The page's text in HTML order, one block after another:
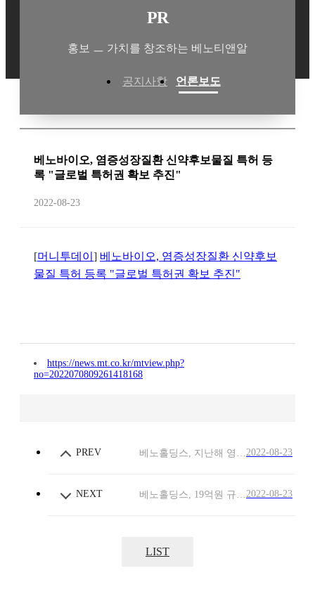
PR
홍보 ㅡ 가치를 창조하는 베노티앤알
공지사항 언론보도
베노바이오, 염증성장질환 신약후보물질 특허 등
록 "글로벌 특허권 확보 추진"
2022-08-23
[머니투데이 ] 베노바이오, 염증성장질환 신약후보
물질 특허 등록 "글로벌 특허권 확보 추진"
https://news.mt.co.kr/mtview.php?
no=2022070809261418168
PREV 2022-08-23
NEXT 2022-08-23
LIST